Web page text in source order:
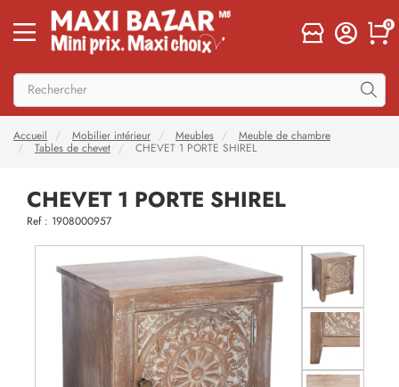
0
Accueil Mobilier intérieur Meubles
Meuble de chambre
Tables de chevet
CHEVET 1 PORTE SHIREL
CHEVET 1 PORTE SHIREL
Ref : 1908000957